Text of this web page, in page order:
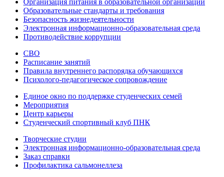
Организация питания в образовательной организации
Образовательные стандарты и требования
Безопасность жизнедеятельности
Электронная информационно-образовательная среда
Противодействие коррупции
СВО
Расписание занятий
Правила внутреннего распорядка обучающихся
Психолого-педагогическое сопровождение
Единое окно по поддержке студенческих семей
Мероприятия
Центр карьеры
Студенческий спортивный клуб ПНК
Творческие студии
Электронная информационно-образовательная среда
Заказ справки
Профилактика сальмонеллеза